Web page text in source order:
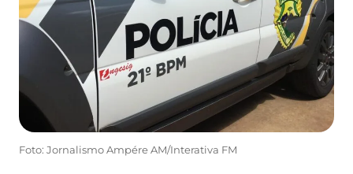
Foto: Jornalismo Ampére AM/Interativa FM